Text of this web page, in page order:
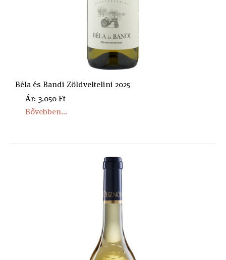
Béla és Bandi Zöldveltelini 2025
Ár: 3.050 Ft
Bővebben...